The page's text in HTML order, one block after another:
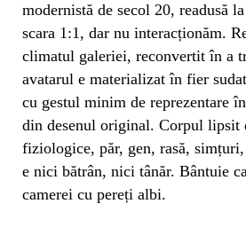
modernistă de secol 20, readusă
scara 1:1, dar nu interacționăm.
climatul galeriei, reconvertit în a
avatarul e materializat în fier
cu gestul minim de reprezentare
din desenul original. Corpul lipsit
fiziologice, păr, gen, rasă,
e nici bătrân, nici tânăr. Bântuie
camerei cu pereți albi.